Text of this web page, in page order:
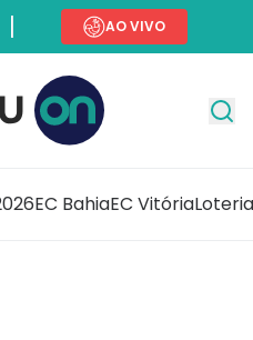
AO VIVO
EC BahiaEC Vitória